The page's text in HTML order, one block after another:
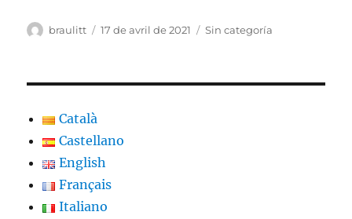
Auteur
braulitt
Publié
17 de avril de 2021 Catégories
Sin categoría
Català
Castellano
English
Français
Italiano